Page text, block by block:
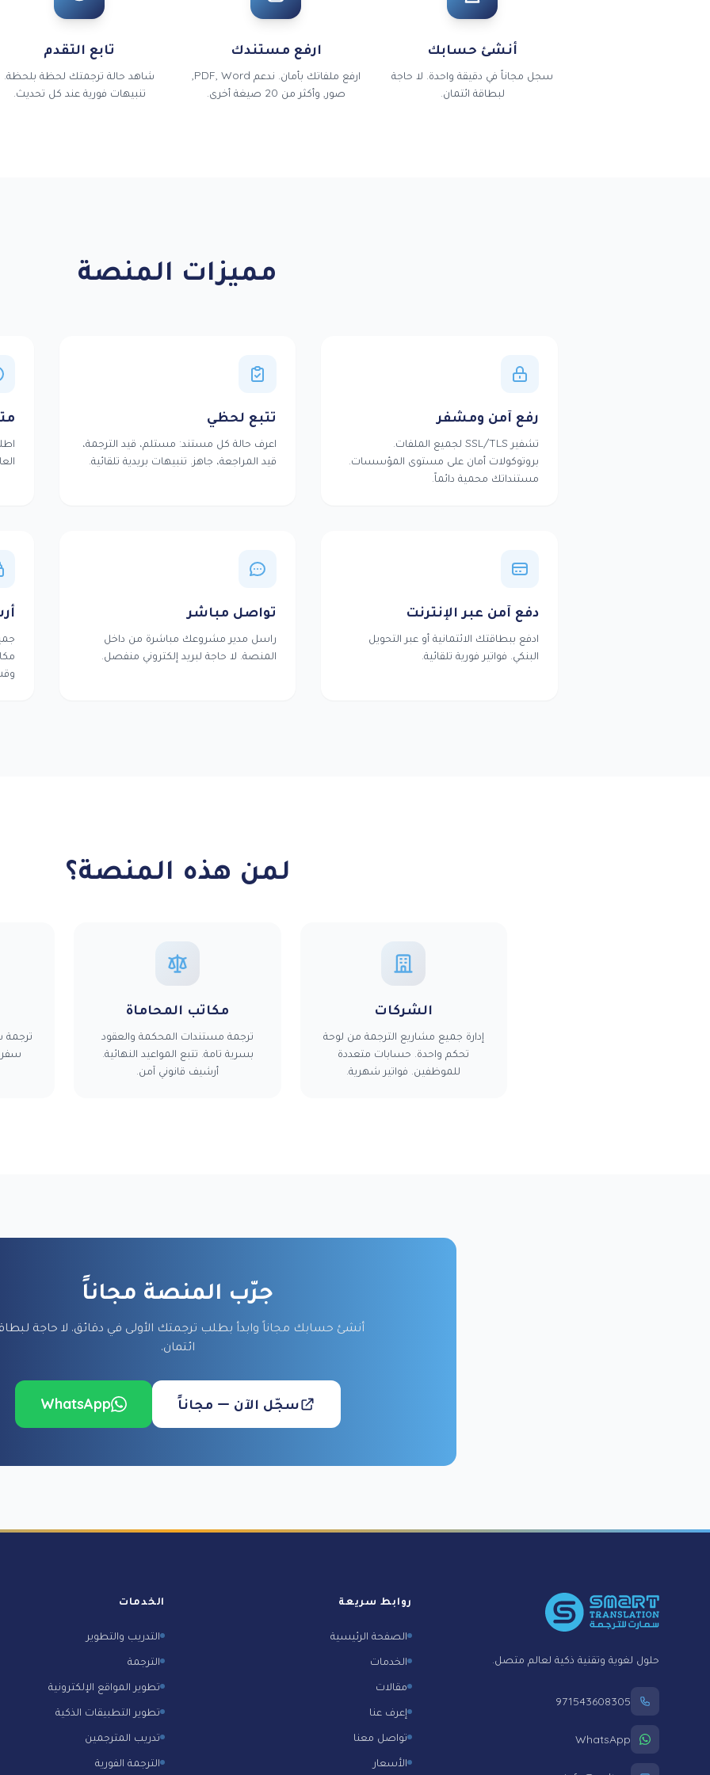
أنشئ حسابك
سجل مجاناً في دقيقة واحدة. لا حاجة
لبطاقة ائتمان.
ارفع مستندك
ارفع ملفاتك بأمان. ندعم PDF, Word,
صور, وأكثر من 20 صيغة أخرى.
تابع التقدم
شاهد حالة ترجمتك لحظة بلحظة.
تنبيهات فورية عند كل تحديث.
مميزات المنصة
رفع آمن ومشفر
تشفير SSL/TLS لجميع الملفات.
بروتوكولات أمان على مستوى المؤسسات.
مستنداتك محمية دائماً.
تتبع لحظي
اعرف حالة كل مستند: مستلم، قيد الترجمة،
قيد المراجعة، جاهز. تنبيهات بريدية تلقائية.
دفع آمن عبر الإنترنت
ادفع ببطاقتك الائتمانية أو عبر التحويل
البنكي. فواتير فورية تلقائية.
تواصل مباشر
راسل مدير مشروعك مباشرة من داخل
المنصة. لا حاجة لبريد إلكتروني منفصل.
لمن هذه المنصة؟
الشركات
إدارة جميع مشاريع الترجمة من لوحة
تحكم واحدة. حسابات متعددة
للموظفين. فواتير شهرية.
مكاتب المحاماة
ترجمة مستندات المحكمة والعقود
بسرية تامة. تتبع المواعيد النهائية.
أرشيف قانوني آمن.
ترجمة
جرّب المنصة مجاناً
أنشئ حسابك مجاناً وابدأ بطلب ترجمتك الأولى في دقائق. لا حاجة
ائتمان.
سجّل الآن — مجاناً WhatsApp
حلول لغوية وتقنية ذكية لعالم متصل.
971543608305
WhatsApp
روابط سريعة
الصفحة الرئيسية
الخدمات
مقالات
إعرف عنا
تواصل معنا
الأسعار
الخدمات
التدريب والتطوير
الترجمة
تطوير المواقع الإلكترونية
تطوير التطبيقات الذكية
تدريب المترجمين
الترجمة الفورية